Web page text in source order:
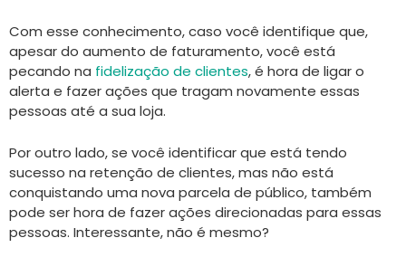
Com esse conhecimento, caso você identifique que,
apesar do aumento de faturamento, você está
pecando na fidelização de clientes, é hora de ligar o
alerta e fazer ações que tragam novamente essas
pessoas até a sua loja.
Por outro lado, se você identificar que está tendo
sucesso na retenção de clientes, mas não está
conquistando uma nova parcela de público, também
pode ser hora de fazer ações direcionadas para essas
pessoas. Interessante, não é mesmo?